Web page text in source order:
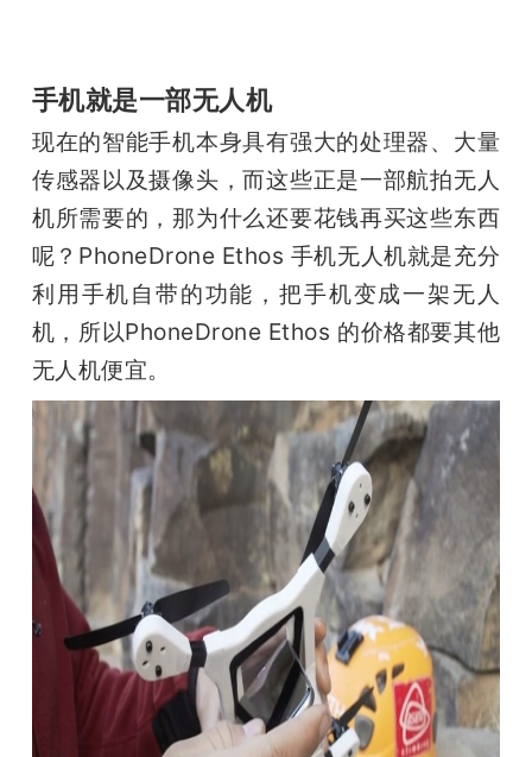
手机就是一部无人机
现在的智能手机本身具有强大的处理器、大量
传感器以及摄像头，而这些正是一部航拍无人
机所需要的，那为什么还要花钱再买这些东西
呢？PhoneDrone Ethos 手机无人机就是充分
利用手机自带的功能，把手机变成一架无人
机，所以PhoneDrone Ethos 的价格都要其他
无人机便宜。